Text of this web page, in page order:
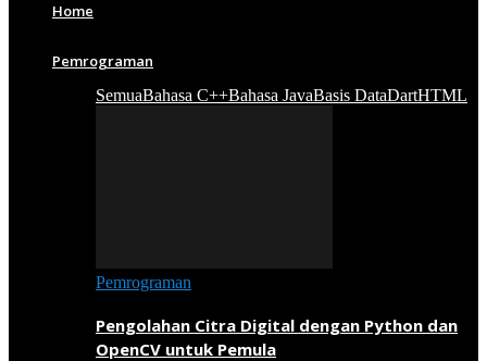
Home
Pemrograman
SemuaBahasa C++Bahasa JavaBasis DataDartHTML
Pemrograman
Pengolahan Citra Digital dengan Python dan
OpenCV untuk Pemula